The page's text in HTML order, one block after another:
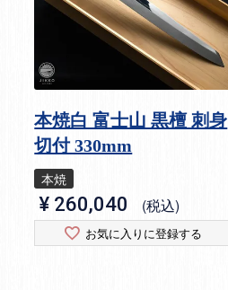
本焼白 富士山 黒檀 刺身
切付 330mm
本焼
¥ 260,040 税込
お気に入りに登録する